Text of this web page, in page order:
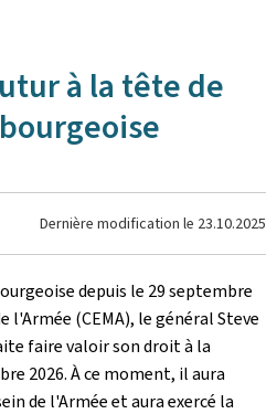
à la tête de
Dernière modification le 23.10.2025
depuis le 29 septembre
l'Armée (CEMA), le général Steve
faire valoir son droit à la
2026. À ce moment, il aura
de l'Armée et aura exercé la